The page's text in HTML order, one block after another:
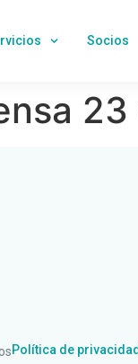
Socios
Política de privacidad